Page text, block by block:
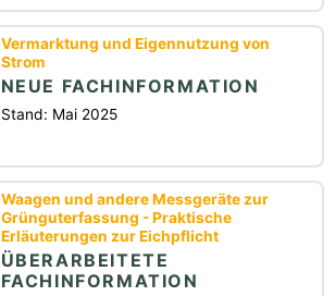
Vermarktung und Eigennutzung von
Strom
NEUE FACHINFORMATION
Stand: Mai 2025
Waagen und andere Messgeräte zur
Grünguterfassung - Praktische
Erläuterungen zur Eichpflicht
ÜBERARBEITETE
FACHINFORMATION